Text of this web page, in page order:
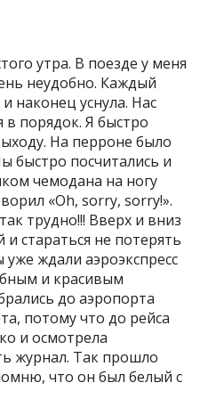
утра. В поезде у меня
неудобно. Каждый
наконец уснула. Нас
в порядок. Я быстро
На перроне было
быстро посчитались и
чемодана на ногу
«Oh, sorry, sorry!».
трудно!!! Вверх и вниз
стараться не потерять
ждали аэроэкспресс
и красивым
до аэропорта
потому что до рейса
и осмотрела
журнал. Так прошло
что он был белый с